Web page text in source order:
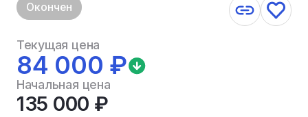
Окончен
Текущая цена
84 000 ₽
Начальная цена
135 000 ₽